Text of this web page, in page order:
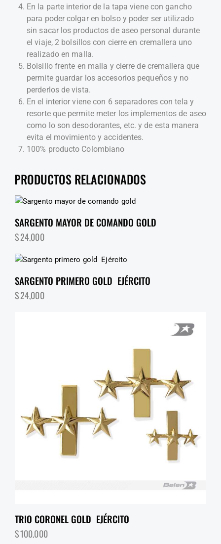
En la parte interior de la tapa viene con gancho
para poder colgar en bolso y poder ser utilizado
sin sacar los productos de aseo personal durante
el viaje, 2 bolsillos con cierre en cremallera uno
realizado en malla.
Bolsillo frente en malla y cierre de cremallera que
permite guardar los accesorios pequeños y no
perderlos de vista.
En el interior viene con 6 separadores con tela y
resorte que permite meter los implementos de aseo
como lo son desodorantes, etc. y de esta manera
evita el movimiento y accidentes.
100% producto Colombiano
PRODUCTOS RELACIONADOS
SARGENTO MAYOR DE COMANDO GOLD
$24,000
SARGENTO PRIMERO GOLD EJÉRCITO
$24,000
TRIO CORONEL GOLD EJÉRCITO
$100,000